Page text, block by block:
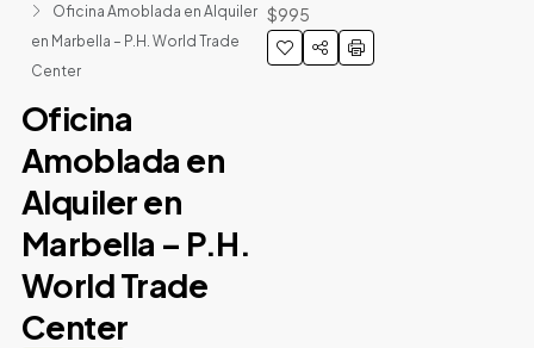
Oficina Amoblada en Alquiler
en Marbella – P.H. World Trade
Center
Oficina
Amoblada en
Alquiler en
Marbella – P.H.
World Trade
Center
$995